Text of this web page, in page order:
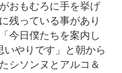
おもむろに手を挙げ
残っている事があり
今日僕たちを案内し
やりです」と朝から
シソンヌとアルコ＆